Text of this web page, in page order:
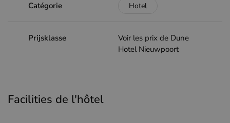
Catégorie Hotel
Prijsklasse
Voir les prix de Dune
Hotel Nieuwpoort
Facilities de l'hôtel